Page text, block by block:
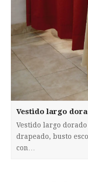
Vestido largo
Vestido largo
drapeado, busto
con…